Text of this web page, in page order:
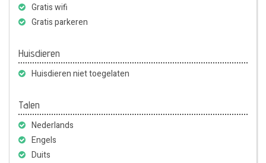
Gratis wifi
Gratis parkeren
Huisdieren
Huisdieren niet toegelaten
Talen
Nederlands
Engels
Duits